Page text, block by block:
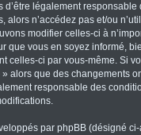
d’être légalement responsable
alors n’accédez pas et/ou
modifier celles-ci à
que vous en soyez informé,
celles-ci par vous-même. Si
alors que des changements
responsable des
par phpBB (désigné